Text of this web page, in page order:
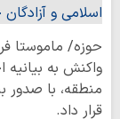
حوزه/ ماموستا
واکنش به بیانیه
منطقه، با صدور
قرار داد.